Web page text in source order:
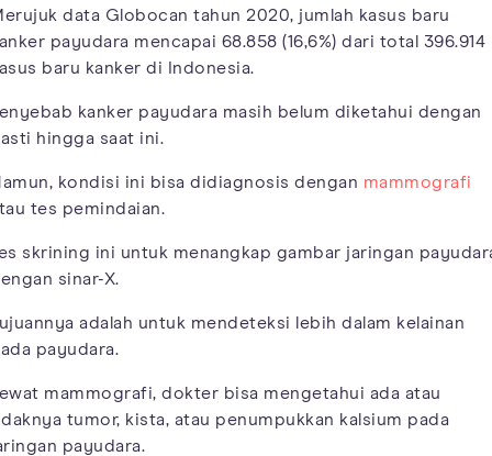
data Globocan tahun 2020, jumlah kasus baru
payudara mencapai 68.858 (16,6%) dari total 396.914
baru kanker di Indonesia.
kanker payudara masih belum diketahui dengan
hingga saat ini.
kondisi ini bisa didiagnosis dengan mammografi
tes pemindaian.
skrining ini untuk menangkap gambar jaringan
sinar-X.
adalah untuk mendeteksi lebih dalam kelainan
payudara.
mammografi, dokter bisa mengetahui ada atau
tumor, kista, atau penumpukkan kalsium pada
payudara.